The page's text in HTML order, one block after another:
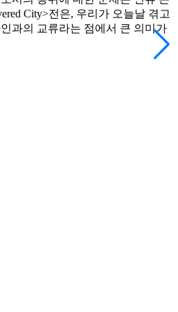
City>전은, 우리가 오늘날 겪고
과의 교류라는 점에서 큰 의미가